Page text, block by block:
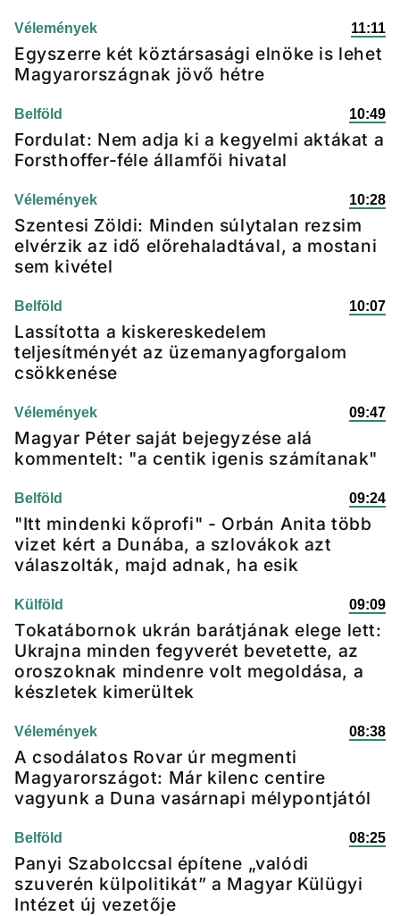
Vélemények 11:11
Egyszerre két köztársasági elnöke is lehet
Magyarországnak jövő hétre
Belföld 10:49
Fordulat: Nem adja ki a kegyelmi aktákat a
Forsthoffer-féle államfői hivatal
Vélemények 10:28
Szentesi Zöldi: Minden súlytalan rezsim
elvérzik az idő előrehaladtával, a mostani
sem kivétel
Belföld 10:07
Lassította a kiskereskedelem
teljesítményét az üzemanyagforgalom
csökkenése
Vélemények 09:47
Magyar Péter saját bejegyzése alá
kommentelt: "a centik igenis számítanak"
Belföld 09:24
"Itt mindenki kőprofi" - Orbán Anita több
vizet kért a Dunába, a szlovákok azt
válaszolták, majd adnak, ha esik
Külföld 09:09
Tokatábornok ukrán barátjának elege lett:
Ukrajna minden fegyverét bevetette, az
oroszoknak mindenre volt megoldása, a
készletek kimerültek
Vélemények 08:38
A csodálatos Rovar úr megmenti
Magyarországot: Már kilenc centire
vagyunk a Duna vasárnapi mélypontjától
Belföld 08:25
Panyi Szabolccsal építene „valódi
szuverén külpolitikát” a Magyar Külügyi
Intézet új vezetője